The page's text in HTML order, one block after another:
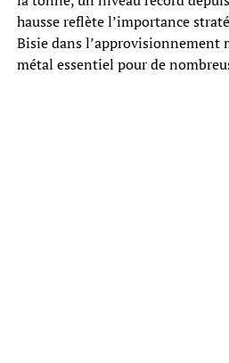
hausse reflète l’importance
Bisie dans l’approvisionnement
métal essentiel pour de